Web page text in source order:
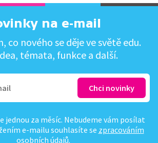
na e-mail
co nového se děje ve světě edu.
témata, funkce a další.
jednou za měsíc. Nebudeme vám posílat
e-mailu souhlasíte se zpracováním
osobních údajů.